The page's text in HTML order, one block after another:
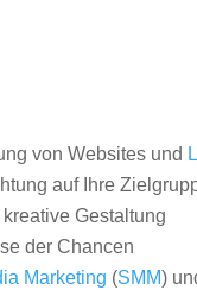
von Websites und
auf Ihre
Gestaltung
der Chancen
Marketing (SMM)